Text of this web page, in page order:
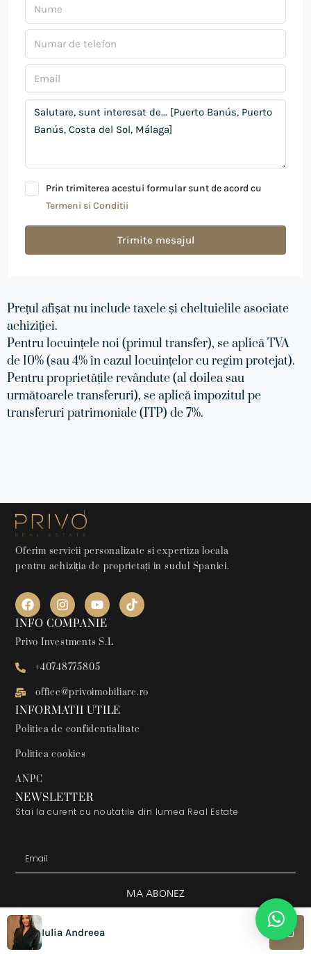
Prin trimiterea acestui formular sunt de acord cu
Termeni si Conditii
Trimite mesajul
Iulia Andreea
Prețul afișat nu include taxele și cheltuielile asociate
achiziției.
Pentru locuințele noi (primul transfer), se aplică TVA
de 10% (sau 4% în cazul locuințelor cu regim protejat).
Pentru proprietățile revândute (al doilea sau
următoarele transferuri), se aplică impozitul pe
transferuri patrimoniale (ITP) de 7%.
Oferim servicii personalizate si expertiza locala
pentru achiziția de proprietați in sudul Spaniei.
INFO COMPANIE
Privo Investments S.L
+40748775805
office@privoimobiliare.ro
INFORMATII UTILE
Politica de confidentialitate
Politica cookies
ANPC
NEWSLETTER
Stai la curent cu noutatile din lumea Real Estate
MA ABONEZ
Alternative:
© 2026 – PrivoImobiliare. Toate drepturile rezervate! Made with